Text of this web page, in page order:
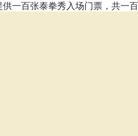
一百张泰拳秀入场门票，共一百